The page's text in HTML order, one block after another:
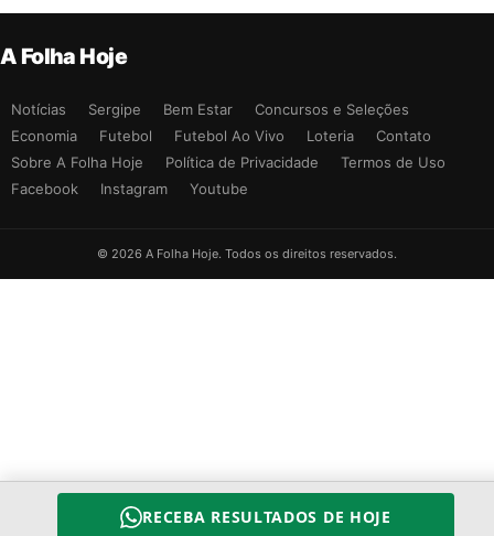
A Folha Hoje
Notícias Sergipe Bem Estar
Concursos e Seleções
Economia
Futebol Futebol Ao Vivo Loteria
Contato
Sobre A Folha Hoje
Política de Privacidade
Termos de Uso
Facebook
Instagram Youtube
© 2026 A Folha Hoje. Todos os direitos reservados.
RECEBA RESULTADOS DE HOJE